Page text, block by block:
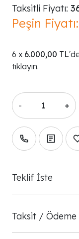
Taksitli Fiyatı:
Peşin Fiyatı:
6.000,00 TL
tıklayın.
- +
Teklif İste
Taksit / Ödeme